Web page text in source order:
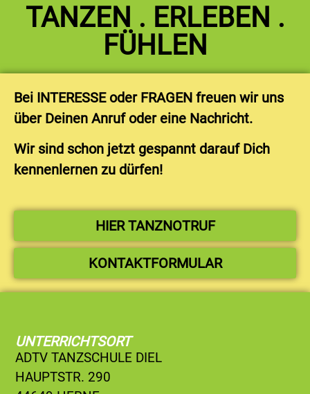
TANZEN . ERLEBEN .
FÜHLEN
Bei INTERESSE oder FRAGEN freuen wir uns
über Deinen Anruf oder eine Nachricht.
Wir sind schon jetzt gespannt darauf Dich
kennenlernen zu dürfen!
HIER TANZNOTRUF
KONTAKTFORMULAR
UNTERRICHTSORT
ADTV TANZSCHULE DIEL
HAUPTSTR. 290